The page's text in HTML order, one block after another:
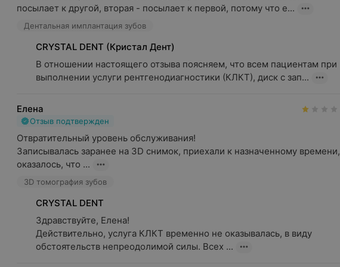
посылает к другой, вторая - посылает к первой, потому что е...
Дентальная имплантация зубов
CRYSTAL DENT (Кристал Дент)
В отношении настоящего отзыва поясняем, что всем пациентам при
выполнении услуги рентгенодиагностики (КЛКТ), диск с зап...
Елена
Отзыв подтвержден
Отвратительный уровень обслуживания!
Записывалась заранее на 3D снимок, приехали к назначенному времени,
оказалось, что ...
3D томография зубов
CRYSTAL DENT
Здравствуйте, Елена!
Действительно, услуга КЛКТ временно не оказывалась, в виду
обстоятельств непреодолимой силы. Всех ...